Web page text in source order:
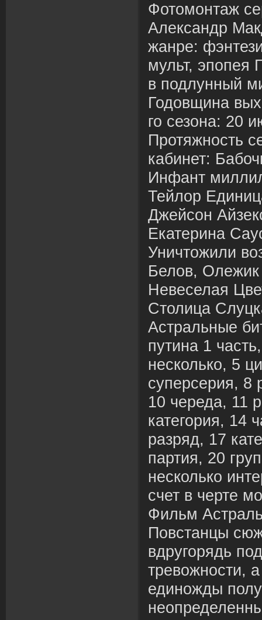
Фотомонтаж
Александр
жанре:
мульт, эпопея
в подлунный
Годовщина
го сезона: 20
Протяжность
кабинет:
Инфант
Тейлор
Джейсон
Екатерина
Уничтожили
Белов,
Невеселая
Столица
Астральные
путина 1
несколько, 5
суперсерия, 8
10 череда, 11
категория, 14
разряд, 17
партия, 20
несколько
счет в черте
Фильм
Повстанцы
вдругорядь
тревожности,
единожды